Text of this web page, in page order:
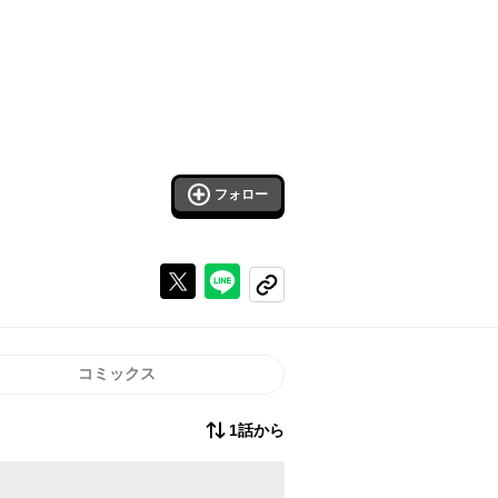
フォロー
Xで投稿するラインでシェアする
コピーする
コミックス
1話から